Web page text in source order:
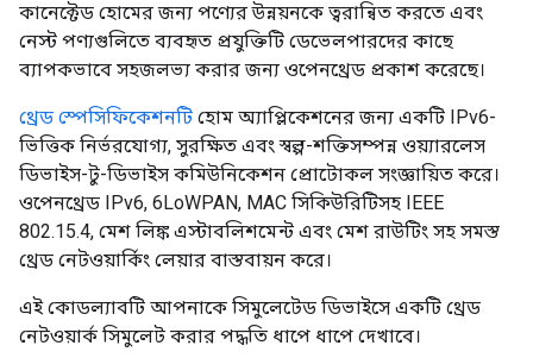
কানেক্টেড হোমের জন্য পণ্যের উন্নয়নকে ত্বরান্বিত করতে এবং
নেস্ট পণ্যগুলিতে ব্যবহৃত প্রযুক্তিটি ডেভেলপারদের কাছে
ব্যাপকভাবে সহজলভ্য করার জন্য ওপেনথ্রেড প্রকাশ করেছে।
থ্রেড স্পেসিফিকেশনটি হোম অ্যাপ্লিকেশনের জন্য একটি IPv6-
ভিত্তিক নির্ভরযোগ্য, সুরক্ষিত এবং স্বল্প-শক্তিসম্পন্ন ওয়্যারলেস
ডিভাইস-টু-ডিভাইস কমিউনিকেশন প্রোটোকল সংজ্ঞায়িত করে।
ওপেনথ্রেড IPv6, 6LoWPAN, MAC সিকিউরিটিসহ IEEE
802.15.4, মেশ লিঙ্ক এস্টাবলিশমেন্ট এবং মেশ রাউটিং সহ সমস্ত
থ্রেড নেটওয়ার্কিং লেয়ার বাস্তবায়ন করে।
এই কোডল্যাবটি আপনাকে সিমুলেটেড ডিভাইসে একটি থ্রেড
নেটওয়ার্ক সিমুলেট করার পদ্ধতি ধাপে ধাপে দেখাবে।